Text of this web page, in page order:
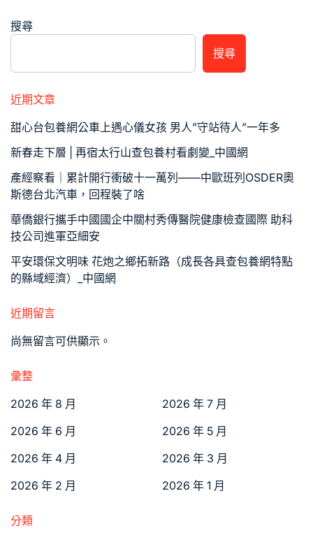
搜尋
搜尋
近期文章
甜心台包養網公車上遇心儀女孩 男人”守站待人”一年多
新春走下層 | 再宿太行山查包養村看劇變_中國網
產經察看｜累計開行衝破十一萬列——中歐班列OSDER奧
斯德台北汽車，回程裝了啥
華僑銀行攜手中國國企中關村秀傳醫院健康檢查國際 助科
技公司進軍亞細安
平安環保文明味 花炮之鄉拓新路（成長各具查包養網特點
的縣域經濟）_中國網
近期留言
尚無留言可供顯示。
彙整
2026 年 8 月
2026 年 7 月
2026 年 6 月
2026 年 5 月
2026 年 4 月
2026 年 3 月
2026 年 2 月
2026 年 1 月
分類